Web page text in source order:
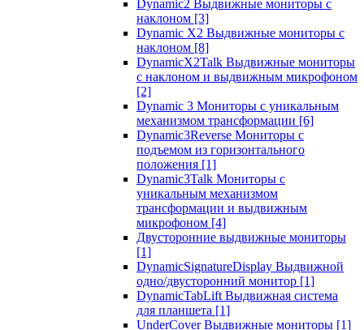
Dynamic2 Выдвижные мониторы с
наклоном [3]
Dynamic X2 Выдвижные мониторы с
наклоном [8]
DynamicX2Talk Выдвижные мониторы
с наклоном и выдвижным микрофоном
[2]
Dynamic 3 Мониторы с уникальным
механизмом трансформации [6]
Dynamic3Reverse Мониторы с
подъемом из горизонтального
положения [1]
Dynamic3Talk Мониторы с
уникальным механизмом
трансформации и выдвижным
микрофоном [4]
Двусторонние выдвижные мониторы
[1]
DynamicSignatureDisplay Выдвижной
одно/двусторонний монитор [1]
DynamicTabLift Выдвижная система
для планшета [1]
UnderCover Выдвижные мониторы [1]